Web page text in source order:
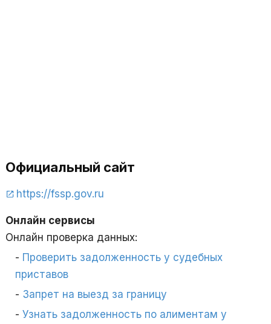
Официальный сайт
https://fssp.gov.ru
Онлайн сервисы
Онлайн проверка данных:
Проверить задолженность у судебных
приставов
Запрет на выезд за границу
Узнать задолженность по алиментам у